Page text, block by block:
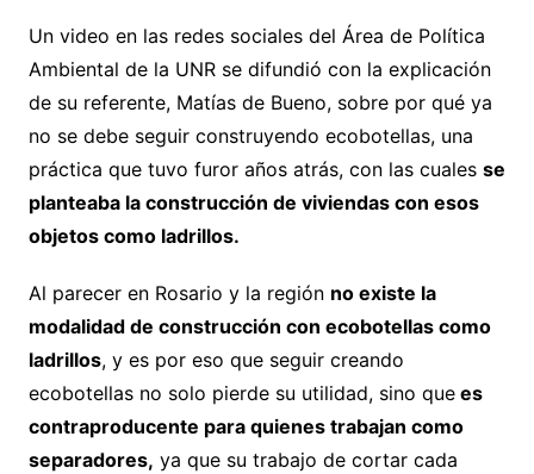
Un video en las redes sociales del Área de Política
Ambiental de la UNR se difundió con la explicación
de su referente, Matías de Bueno, sobre por qué ya
no se debe seguir construyendo ecobotellas, una
práctica que tuvo furor años atrás, con las cuales se
planteaba la construcción de viviendas con esos
objetos como ladrillos.
Al parecer en Rosario y la región no existe la
modalidad de construcción con ecobotellas como
ladrillos, y es por eso que seguir creando
ecobotellas no solo pierde su utilidad, sino quees
contraproducente para quienes trabajan como
separadores, ya que su trabajo de cortar cada